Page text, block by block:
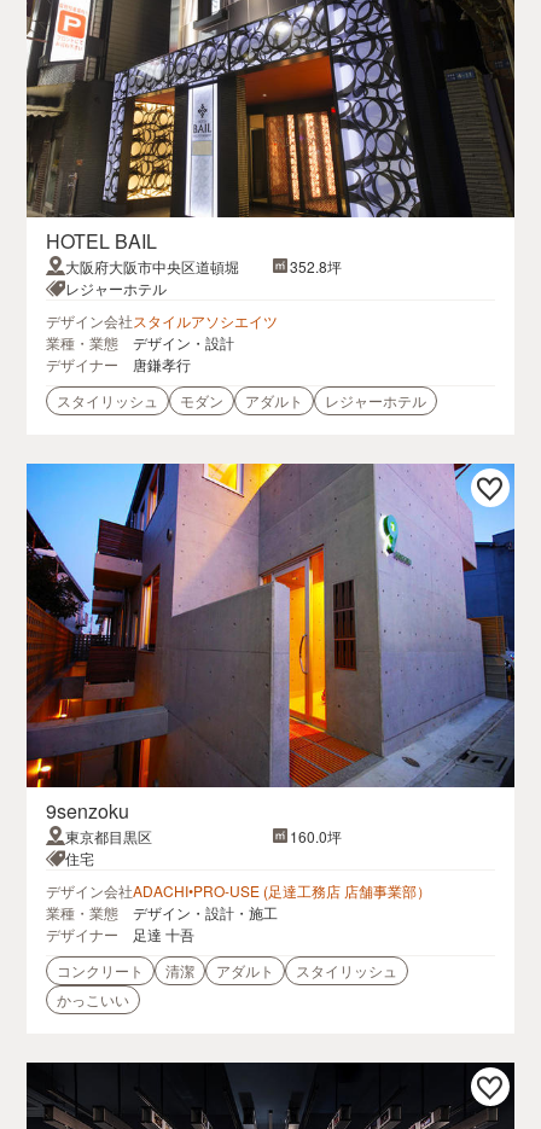
HOTEL BAIL
大阪府大阪市中央区道頓堀
352.8坪
レジャーホテル
デザイン会社スタイルアソシエイツ
業種・業態
デザイン・設計
デザイナー
唐鎌孝行
スタイリッシュ
モダン アダルト レジャーホテル
9senzoku
東京都目黒区
160.0坪
住宅
デザイン会社
ADACHI•PRO-USE (足達工務店 店舗事業部）
業種・業態
デザイン・設計・施工
デザイナー
足達 十吾
コンクリート
清潔 アダルト
スタイリッシュ
かっこいい